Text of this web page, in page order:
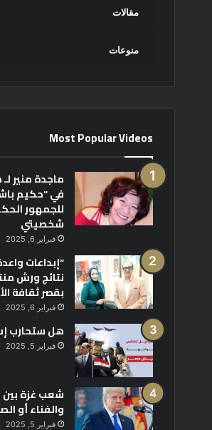
مقالات
منوعات
Most Popular Videos
ماجدة منير
في “حكيم
للجمهور
شخصيتي
فبراير 6, 2025
“إبداعات
نتائج ورش
بقصر ثقافة
فبراير 6, 2025
هل ستحارب
فبراير 5, 2025
شعب غزة بين
والفناء أو
فبراير 5, 2025